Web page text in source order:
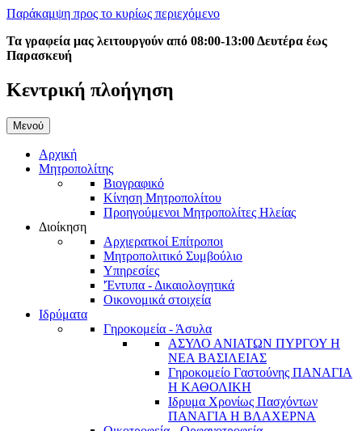
Παράκαμψη προς το κυρίως περιεχόμενο
Τα γραφεία μας λειτουργούν από 08:00-13:00 Δευτέρα έως
Παρασκευή
Κεντρική πλοήγηση
Μενού
Αρχική
Μητροπολίτης
Βιογραφικό
Κίνηση Μητροπολίτου
Προηγούμενοι Μητροπολίτες Ηλείας
Διοίκηση
Αρχιερατκοί Επίτροποι
Μητροπολιτικό Συμβούλιο
Υπηρεσίες
'Έντυπα - Δικαιολογητικά
Οικονομικά στοιχεία
Ιδρύματα
Γηροκομεία - Άσυλα
ΑΣΥΛΟ ΑΝΙΑΤΩΝ ΠΥΡΓΟΥ Η
ΝΕΑ ΒΑΣΙΛΕΙΑΣ
Γηροκομείο Γαστούνης ΠΑΝΑΓΙΑ
Η ΚΑΘΟΛΙΚΗ
Ιδρυμα Χρονίως Πασχόντων
ΠΑΝΑΓΙΑ Η ΒΛΑΧΕΡΝΑ